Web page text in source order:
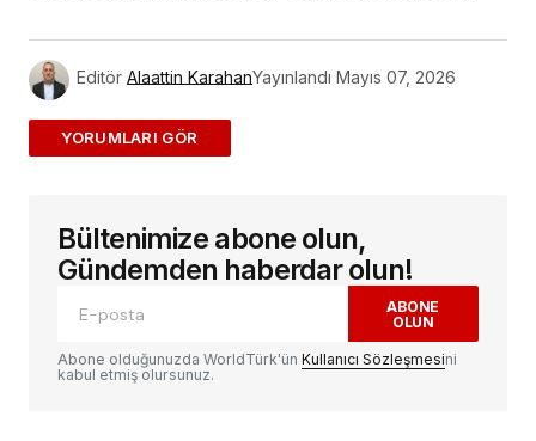
Editör Alaattin KarahanYayınlandı Mayıs 07, 2026
ADD A COMMENT
E-posta adresiniz yayınlanmayacak.
alanlar*ile işaretlenmişlerdir
Yorum
Bültenimize abone olun,
Gündemden haberdar olun!
ABONE
OLUN
Abone olduğunuzda WorldTürk'ün Kullanıcı Sözleşmesini
kabul etmiş olursunuz.